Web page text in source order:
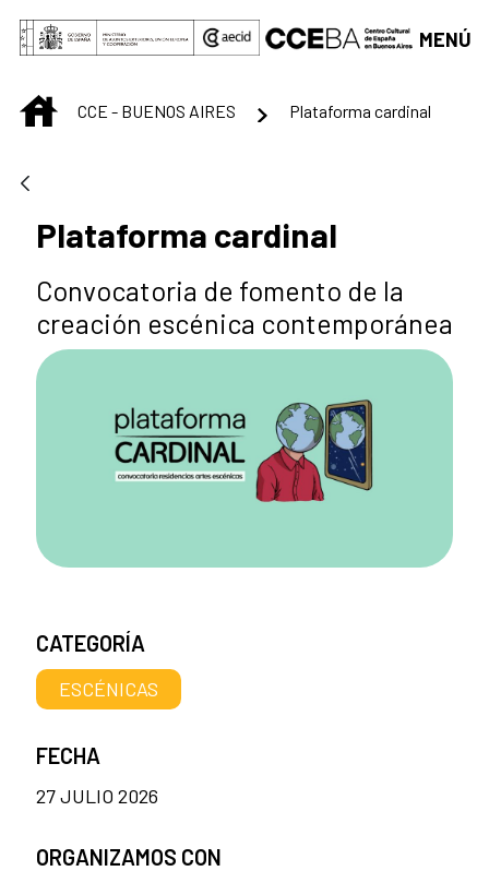
Saltar al contenido principal
MENÚ
INICIOCCE - BUENOS AIRES Plataforma cardinal
Plataforma cardinal
Convocatoria de fomento de la
creación escénica contemporánea
CATEGORÍA
ESCÉNICAS
FECHA
27 JULIO 2026
ORGANIZAMOS CON